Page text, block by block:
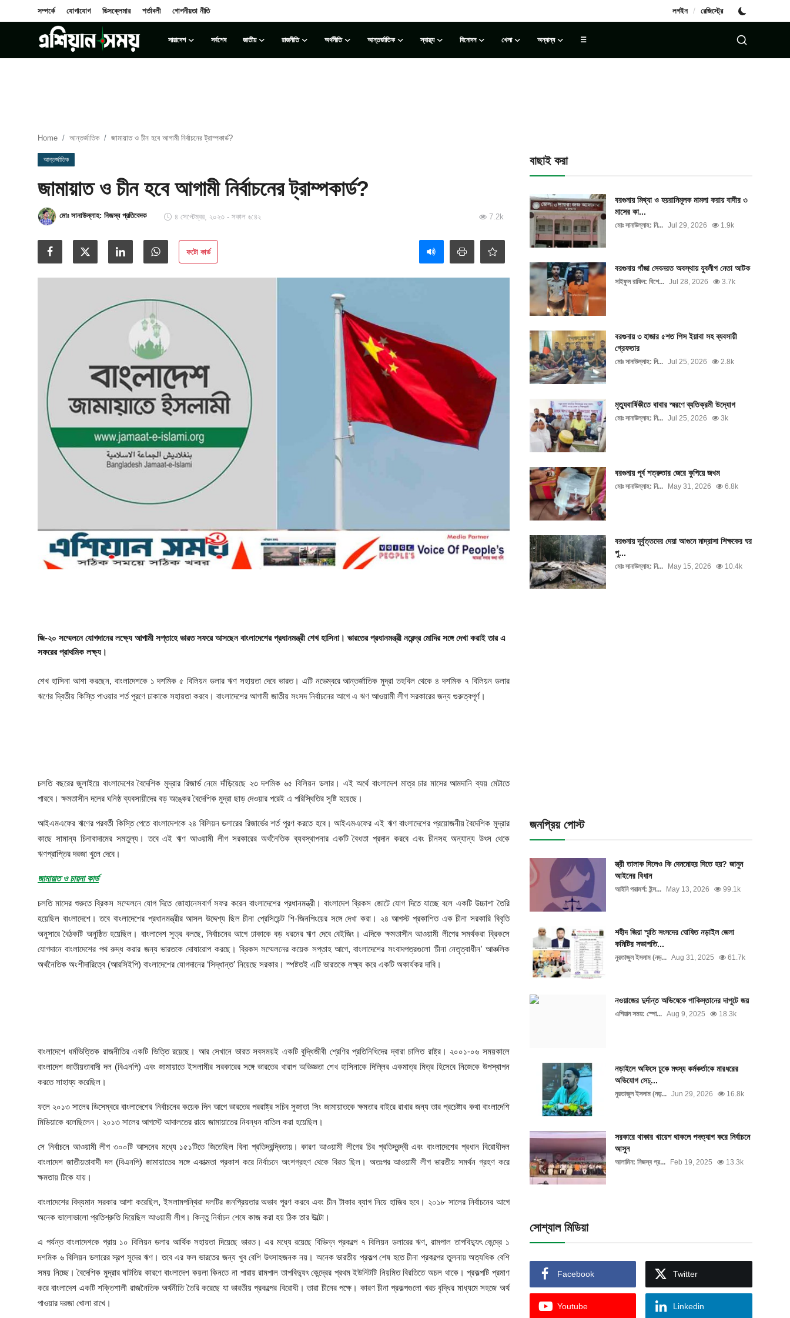
সম্পর্কে যোগাযোগ ডিসক্লেমার শর্তাবলী গোপনীয়তা নীতি লগইন / রেজিস্ট্রে
সারাদেশ সর্বশেষ জাতীয় রাজনীতি অর্থনীতি আন্তর্জাতিক স্বাস্থ্য বিনোদন খেলা অন্যান্য ☰
ডিসক্লেমার
Home আন্তর্জাতিক জামায়াত ও চীন হবে আগামী নির্বাচনের ট্রাম্পকার্ড?
আন্তর্জাতিক
জামায়াত ও চীন হবে আগামী নির্বাচনের ট্রাম্পকার্ড?
মোঃ সানাউল্লাহ: নিজস্ব প্রতিবেদক ৪ সেপ্টেম্বর, ২০২৩ - সকাল ৬:৪২ 7.2k
ফটো কার্ড
জি-২০ সম্মেলনে যোগদানের লক্ষ্যে আগামী সপ্তাহে ভারত সফরে আসছেন বাংলাদেশের প্রধানমন্ত্রী শেখ হাসিনা। ভারতের প্রধানমন্ত্রী নরেন্দ্র মোদির সঙ্গে দেখা করাই তার এ
সফরের প্রাথমিক লক্ষ্য।
শেখ হাসিনা আশা করছেন, বাংলাদেশকে ১ দশমিক ৫ বিলিয়ন ডলার ঋণ সহায়তা দেবে ভারত। এটি নভেম্বরে আন্তর্জাতিক মুদ্রা তহবিল থেকে ৪ দশমিক ৭ বিলিয়ন ডলার
ঋণের দ্বিতীয় কিস্তি পাওয়ার শর্ত পূরণে ঢাকাকে সহায়তা করবে। বাংলাদেশের আগামী জাতীয় সংসদ নির্বাচনের আগে এ ঋণ আওয়ামী লীগ সরকারের জন্য গুরুত্বপূর্ণ।
চলতি বছরের জুলাইয়ে বাংলাদেশের বৈদেশিক মুদ্রার রিজার্ভ নেমে দাঁড়িয়েছে ২৩ দশমিক ৬৫ বিলিয়ন ডলার। এই অর্থে বাংলাদেশ মাত্র চার মাসের আমদানি ব্যয় মেটাতে
পারবে। ক্ষমতাসীন দলের ঘনিষ্ঠ ব্যবসায়ীদের বড় অঙ্কের বৈদেশিক মুদ্রা ছাড় দেওয়ার পরেই এ পরিস্থিতির সৃষ্টি হয়েছে।
আইএমএফের ঋণের পরবর্তী কিস্তি পেতে বাংলাদেশকে ২৪ বিলিয়ন ডলারের রিজার্ভের শর্ত পূরণ করতে হবে। আইএমএফের এই ঋণ বাংলাদেশের প্রয়োজনীয় বৈদেশিক মুদ্রার
কাছে সামান্য চিনাবাদামের সমতুল্য। তবে এই ঋণ আওয়ামী লীগ সরকারের অর্থনৈতিক ব্যবস্থাপনার একটি বৈধতা প্রদান করবে এবং চীনসহ অন্যান্য উৎস থেকে
ঋণপ্রাপ্তির দরজা খুলে দেবে।
জামায়াত ও চায়না কার্ড
চলতি মাসের শুরুতে ব্রিকস সম্মেলনে যোগ দিতে জোহানেসবার্গ সফর করেন বাংলাদেশের প্রধানমন্ত্রী। বাংলাদেশ ব্রিকস জোটে যোগ দিতে যাচ্ছে বলে একটি উচ্চাশা তৈরি
হয়েছিল বাংলাদেশে। তবে বাংলাদেশের প্রধানমন্ত্রীর আসল উদ্দেশ্য ছিল চীনা প্রেসিডেন্ট শি-জিনপিংয়ের সঙ্গে দেখা করা। ২৪ আগস্ট প্রকাশিত এক চীনা সরকারি বিবৃতি
অনুসারে বৈঠকটি অনুষ্ঠিত হয়েছিল। বাংলাদেশ সূত্র বলছে, নির্বাচনের আগে ঢাকাকে বড় ধরনের ঋণ দেবে বেইজিং। এদিকে ক্ষমতাসীন আওয়ামী লীগের সমর্থকরা ব্রিকসে
যোগদানে বাংলাদেশের পথ রুদ্ধ করার জন্য ভারতকে দোষারোপ করছে। ব্রিকস সম্মেলনের কয়েক সপ্তাহ আগে, বাংলাদেশের সংবাদপত্রগুলো ‘চীনা নেতৃত্বাধীন’ আঞ্চলিক
অর্থনৈতিক অংশীদারিত্বে (আরসিইপি) বাংলাদেশের যোগদানের ‘সিদ্ধান্ত’ নিয়েছে সরকার। স্পষ্টতই এটি ভারতকে লক্ষ্য করে একটি অকার্যকর দাবি।
বাংলাদেশে ধর্মভিত্তিক রাজনীতির একটি ভিত্তি রয়েছে। আর সেখানে ভারত সবসময়ই একটি বুদ্ধিজীবী শ্রেণির প্রতিনিধিদের দ্বারা চালিত রাষ্ট্র। ২০০১-০৬ সময়কালে
বাংলাদেশ জাতীয়তাবাদী দল (বিএনপি) এবং জামায়াতে ইসলামীর সরকারের সঙ্গে ভারতের খারাপ অভিজ্ঞতা শেখ হাসিনাকে দিল্লির একমাত্র মিত্র হিসেবে নিজেকে উপস্থাপন
করতে সাহায্য করেছিল।
ফলে ২০১৩ সালের ডিসেম্বরে বাংলাদেশের নির্বাচনের কয়েক দিন আগে ভারতের পররাষ্ট্র সচিব সুজাতা সিং জামায়াতকে ক্ষমতার বাইরে রাখার জন্য তার প্রচেষ্টার কথা বাংলাদেশি
মিডিয়াকে বলেছিলেন। ২০১৩ সালের আগস্টে আদালতের রায়ে জামায়াতের নিবন্ধন বাতিল করা হয়েছিল।
সে নির্বাচনে আওয়ামী লীগ ৩০০টি আসনের মধ্যে ১৫১টিতে জিতেছিল বিনা প্রতিদ্বন্দ্বিতায়। কারণ আওয়ামী লীগের চির প্রতিদ্বন্দ্বী এবং বাংলাদেশের প্রধান বিরোধীদল
বাংলাদেশ জাতীয়তাবাদী দল (বিএনপি) জামায়াতের সঙ্গে একাত্মতা প্রকাশ করে নির্বাচনে অংশগ্রহণ থেকে বিরত ছিল। অতঃপর আওয়ামী লীগ ভারতীয় সমর্থন গ্রহণ করে
ক্ষমতায় টিকে যায়।
বাংলাদেশের বিদ্যমান সরকার আশা করেছিল, ইসলামপন্থিরা দলটির জনপ্রিয়তার অভাব পূরণ করবে এবং চীন টাকার ব্যাগ নিয়ে হাজির হবে। ২০১৮ সালের নির্বাচনের আগে
অনেক ভালোভালো প্রতিশ্রুতি দিয়েছিল আওয়ামী লীগ। কিন্তু নির্বাচন শেষে কাজ করা হয় ঠিক তার উল্টো।
এ পর্যন্ত বাংলাদেশকে প্রায় ১০ বিলিয়ন ডলার আর্থিক সহায়তা দিয়েছে ভারত। এর মধ্যে রয়েছে বিভিন্ন প্রকল্পে ৭ বিলিয়ন ডলারের ঋণ, রামপাল তাপবিদ্যুৎ কেন্দ্রে ১
দশমিক ৬ বিলিয়ন ডলারের স্বল্প সুদের ঋণ। তবে এর ফল ভারতের জন্য খুব বেশি উৎসাহজনক নয়। অনেক ভারতীয় প্রকল্প শেষ হতে চীনা প্রকল্পের তুলনায় অত্যধিক বেশি
সময় নিচ্ছে। বৈদেশিক মুদ্রার ঘাটতির কারণে বাংলাদেশ কয়লা কিনতে না পারায় রামপাল তাপবিদ্যুৎ কেন্দ্রের প্রথম ইউনিটটি নিয়মিত বিরতিতে অচল থাকে। প্রকল্পটি প্রমাণ
করে বাংলাদেশ একটি শক্তিশালী রাজনৈতিক অর্থনীতি তৈরি করেছে যা ভারতীয় প্রকল্পের বিরোধী। তারা চীনের পক্ষে। কারণ চীনা প্রকল্পগুলো খরচ বৃদ্ধির মাধ্যমে সহজে অর্থ
পাওয়ার দরজা খোলা রাখে।
বাছাই করা
বরগুনায় মিথ্যা ও হয়রানিমূলক মামলা করায় বাদীর ৩
মাসের কা...
মোঃ সানাউল্লাহ: নি... Jul 29, 2026 1.9k
বরগুনায় গাঁজা সেবনরত অবস্থায় যুবলীগ নেতা আটক
সাইফুল রাফিন: বিশে... Jul 28, 2026 3.7k
বরগুনায় ৩ হাজার ৫শত পিস ইয়াবা সহ ব্যবসায়ী
গ্রেফতার
মোঃ সানাউল্লাহ: নি... Jul 25, 2026 2.8k
মৃত্যুবার্ষিকীতে বাবার স্মরণে ব্যতিক্রমী উদ্যোগ
মোঃ সানাউল্লাহ: নি... Jul 25, 2026 3k
বরগুনায় পূর্ব শত্রুতার জেরে কুপিয়ে জখম
মোঃ সানাউল্লাহ: নি... May 31, 2026 6.8k
বরগুনায় দূর্বৃত্তদের দেয়া আগুনে মাদ্রাসা শিক্ষকের ঘর
পু...
মোঃ সানাউল্লাহ: নি... May 15, 2026 10.4k
জনপ্রিয় পোস্ট
স্ত্রী তালাক দিলেও কি দেনমোহর দিতে হয়? জানুন
আইনের বিধান
আইনি পরামর্শ: ইন্স... May 13, 2026 99.1k
শহীদ জিয়া স্মৃতি সংসদের ঘোষিত নড়াইল জেলা
কমিটির সভাপতি...
নুরতাজুল ইসলাম (নড়... Aug 31, 2025 61.7k
নওয়াজের দুর্দান্ত অভিষেকে পাকিস্তানের দাপুটে জয়
এশিয়ান সময়: স্পো... Aug 9, 2025 18.3k
নড়াইলে অফিসে ঢুকে মৎস্য কর্মকর্তাকে মারধরের
অভিযোগ সেচ্...
নুরতাজুল ইসলাম (নড়... Jun 29, 2026 16.8k
সরকারে থাকার খায়েশ থাকলে পদত্যাগ করে নির্বাচনে
আসুন
আলামিন: নিজস্ব প্র... Feb 19, 2025 13.3k
সোশ্যাল মিডিয়া
Facebook Twitter
Youtube Linkedin